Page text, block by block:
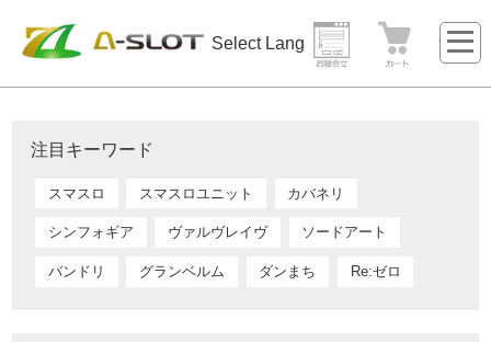
Select Language ▼
注目キーワード
スマスロ スマスロユニット カバネリ
シンフォギア ヴァルヴレイヴ ソードアート
バンドリ グランベルム ダンまち Re:ゼロ